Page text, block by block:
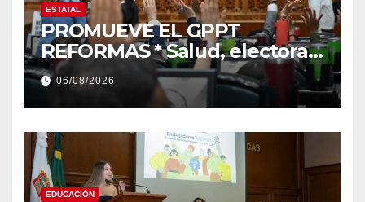
ESTATAL
PROMUEVE EL GPPT
REFORMAS * Salud, electoral
y justicia, de las principales
06/08/2026
EDUCACIÓN